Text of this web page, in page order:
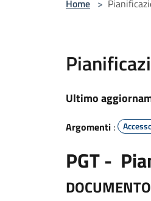
Home >
Ultimo
Argomenti :
PGT -